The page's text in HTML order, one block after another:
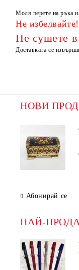
Моля перете на ръка
Не избелвайте!
Не сушете в
Доставката се
НОВИ
Абонирай се
НАЙ-